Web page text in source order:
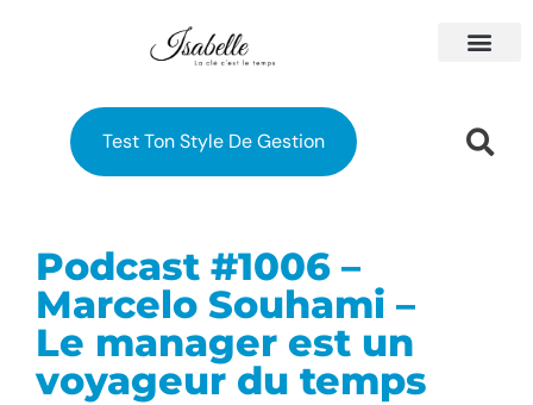
Test Ton Style De Gestion
Podcast #1006 –
Marcelo Souhami –
Le manager est un
voyageur du temps